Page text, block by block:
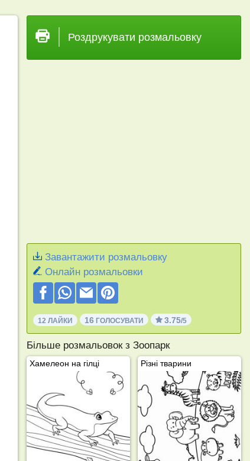
Роздрукувати розмальовку
Завантажити розмальовку
Онлайн розмальовки
12 ЛАЙКИ 16ГОЛОСУВАТИ 3.75/5
Більше розмальовок з Зоопарк
Хамелеон на гілці Різні тварини